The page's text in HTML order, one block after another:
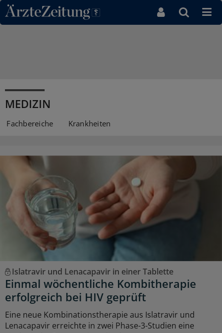
Direkt zum Inhaltsbereich
MEDIZIN
Fachbereiche Krankheiten
Islatravir und Lenacapavir in einer Tablette
Einmal wöchentliche Kombitherapie
erfolgreich bei HIV geprüft
Eine neue Kombinationstherapie aus Islatravir und
Lenacapavir erreichte in zwei Phase-3-Studien eine